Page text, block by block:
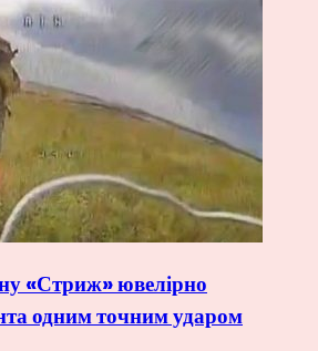
«Стриж» ювелірно
одним точним ударом